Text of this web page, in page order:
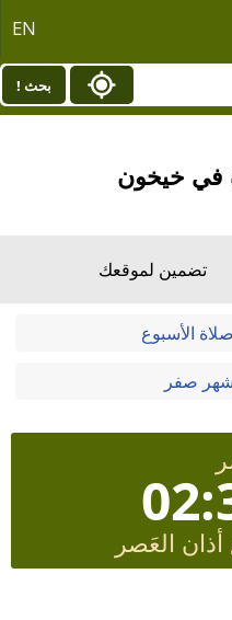
EN
بحث !
في خيخون
تضمين لموقعك
صلاة الأسبوع
شهر صفر
العَصر